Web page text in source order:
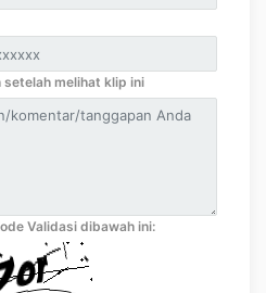
setelah melihat klip ini
Validasi dibawah ini: